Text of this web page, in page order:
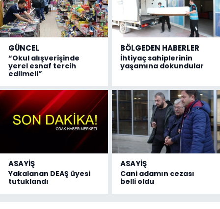
GÜNCEL
“Okul alışverişinde
yerel esnaf tercih
edilmeli”
BÖLGEDEN HABERLER
İhtiyaç sahiplerinin
yaşamına dokundular
ASAYİŞ
Yakalanan DEAŞ üyesi
tutuklandı
ASAYİŞ
Cani adamın cezası
belli oldu